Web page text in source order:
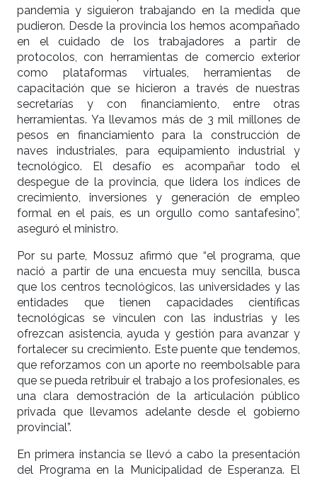
pandemia y siguieron trabajando en la medida que
pudieron. Desde la provincia los hemos acompañado
en el cuidado de los trabajadores a partir de
protocolos, con herramientas de comercio exterior
como plataformas virtuales, herramientas de
capacitación que se hicieron a través de nuestras
secretarías y con financiamiento, entre otras
herramientas. Ya llevamos más de 3 mil millones de
pesos en financiamiento para la construcción de
naves industriales, para equipamiento industrial y
tecnológico. El desafío es acompañar todo el
despegue de la provincia, que lidera los índices de
crecimiento, inversiones y generación de empleo
formal en el país, es un orgullo como santafesino”,
aseguró el ministro.
Por su parte, Mossuz afirmó que “el programa, que
nació a partir de una encuesta muy sencilla, busca
que los centros tecnológicos, las universidades y las
entidades que tienen capacidades científicas
tecnológicas se vinculen con las industrias y les
ofrezcan asistencia, ayuda y gestión para avanzar y
fortalecer su crecimiento. Este puente que tendemos,
que reforzamos con un aporte no reembolsable para
que se pueda retribuir el trabajo a los profesionales, es
una clara demostración de la articulación público
privada que llevamos adelante desde el gobierno
provincial”.
En primera instancia se llevó a cabo la presentación
del Programa en la Municipalidad de Esperanza. El